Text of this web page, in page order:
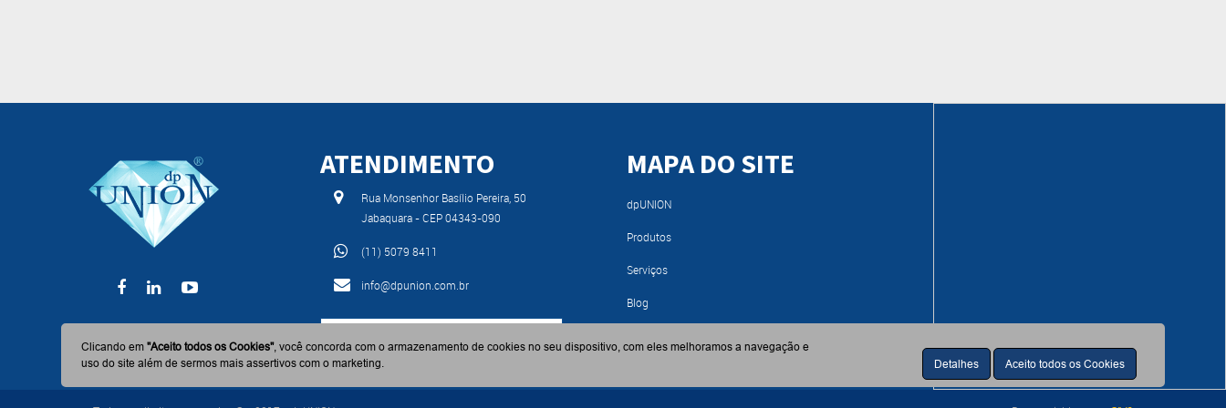
ATENDIMENTO
Rua Monsenhor Basílio Pereira, 50
Jabaquara - CEP 04343-090
(11) 5079 8411
info@dpunion.com.br
BAIXE AGORA NOSSO CATÁLOGO
MAPA DO SITE
dpUNION
Produtos
Serviços
Blog
Clicando em"Aceito todos os Cookies", você concorda com o armazenamento de cookies no seu dispositivo, com eles melhoramos a navegação e
uso do site além de sermos mais assertivos com o marketing.
Detalhes Aceito todos os Cookies